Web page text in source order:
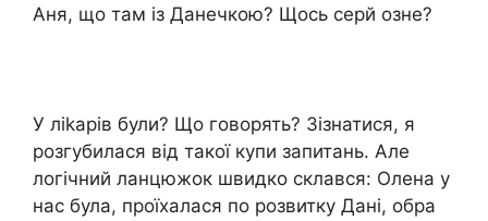
Аня, що там із Данечкою? Щось серй озне?
У ліkарів були? Що говорять? Зізнатися, я
розгубилася від такої купи запитань. Але
логічний ланцюжок швидко склався: Олена у
нас була, проїхалася по розвитку Дані, обра